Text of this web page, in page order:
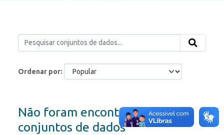
Ordenar por
Não foram encontrados
conjuntos de dados